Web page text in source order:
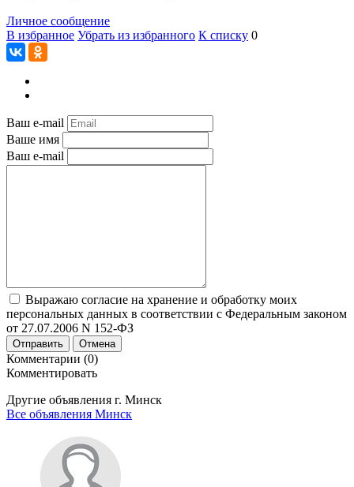
Личное сообщение
В избранное Убрать из избранного К списку 0
Ваш e-mail
Ваше имя
Ваш e-mail
Выражаю согласие на хранение и обработку моих
персональных данных в соответствии с Федеральным законом
от 27.07.2006 N 152-ФЗ
Отправить Отмена
Комментарии (0)
Комментировать
Другие объявления г. Минск
Все объявления Минск